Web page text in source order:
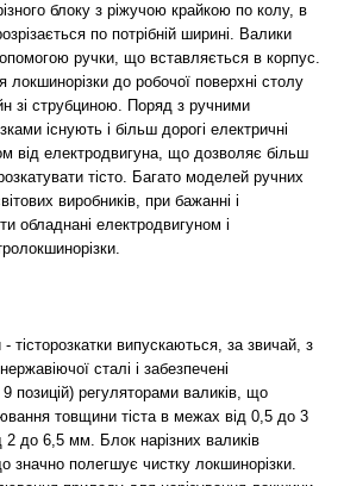
блоку з ріжучою крайкою по колу, в
по потрібній ширині. Валики
ручки, що вставляється в корпус.
локшинорізки до робочої поверхні столу
зі струбциною. Поряд з ручними
існують і більш дорогі електричні
від електродвигуна, що дозволяє більш
тісто. Багато моделей ручних
виробників, при бажанні і
обладнані електродвигуном і
тісторозкатки випускаються, за звичай, з
сталі і забезпечені
позицій) регуляторами валиків, що
товщини тіста в межах від 0,5 до 3
до 6,5 мм. Блок нарізних валиків
значно полегшує чистку локшинорізки.